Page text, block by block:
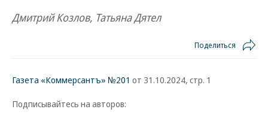
Дмитрий Козлов, Татьяна Дятел
Поделиться
Газета «Коммерсантъ» №201 от 31.10.2024, стр. 1
Подписывайтесь на авторов: